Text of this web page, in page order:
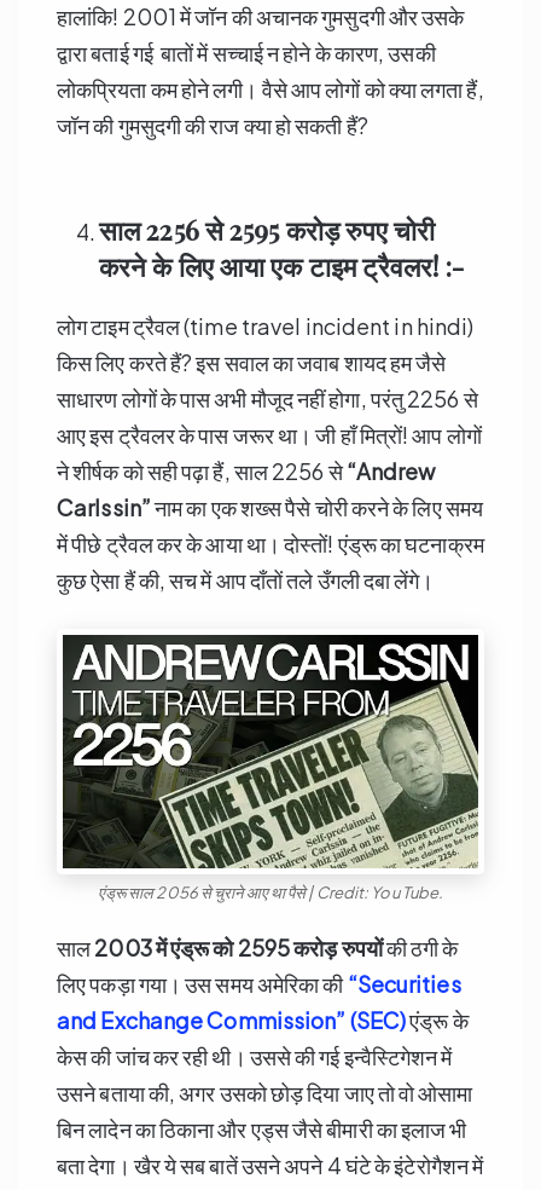
हालांकि! 2001 में जॉन की अचानक गुमसुदगी और उसके
द्वारा बताई गई बातों में सच्चाई न होने के कारण, उसकी
लोकप्रियता कम होने लगी। वैसे आप लोगों को क्या लगता हैं,
जॉन की गुमसुदगी की राज क्या हो सकती हैं?
साल2256से2595करोड़ रुपए चोरी
करने के लिए आया एक टाइम ट्रैवलर! :-
लोग टाइम ट्रैवल (time travel incident in hindi)
किस लिए करते हैं? इस सवाल का जवाब शायद हम जैसे
साधारण लोगों के पास अभी मौजूद नहीं होगा, परंतु 2256 से
आए इस ट्रैवलर के पास जरूर था। जी हाँ मित्रों! आप लोगों
ने शीर्षक को सही पढ़ा हैं, साल 2256 से“Andrew
Carlssin”नाम का एक शख्स पैसे चोरी करने के लिए समय
में पीछे ट्रैवल कर के आया था। दोस्तों! एंड्रू का घटनाक्रम
कुछ ऐसा हैं की, सच में आप दाँतों तले उँगली दबा लेंगे।
एंड्रू साल 2056 से चुराने आए था पैसे | Credit: You Tube.
साल2003में एंड्रू को2595करोड़ रुपयोंकी ठगी के
लिए पकड़ा गया। उस समय अमेरिका की“Securities
and Exchange Commission” (SEC)एंड्रू के
केस की जांच कर रही थी। उससे की गई इन्वैस्टिगेशन में
उसने बताया की, अगर उसको छोड़ दिया जाए तो वो ओसामा
बिन लादेन का ठिकाना और एड्स जैसे बीमारी का इलाज भी
बता देगा। खैर ये सब बातें उसने अपने 4 घंटे के इंटेरोगैशन में